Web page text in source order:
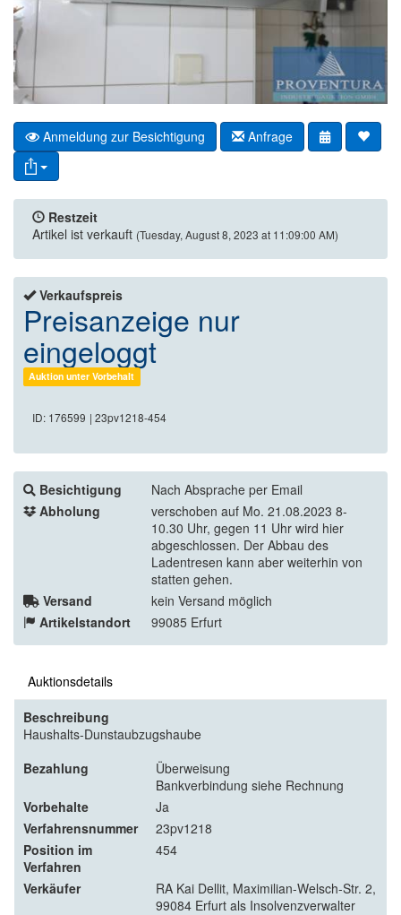
Anmeldung zur Besichtigung Anfrage
Restzeit
Artikel ist verkauft (Tuesday, August 8, 2023 at 11:09:00 AM)
Verkaufspreis
Preisanzeige nur
eingeloggt
Auktion unter Vorbehalt
ID: 176599 | 23pv1218-454
Besichtigung
Nach Absprache per Email
Abholung
verschoben auf Mo. 21.08.2023 8-
10.30 Uhr, gegen 11 Uhr wird hier
abgeschlossen. Der Abbau des
Ladentresen kann aber weiterhin von
statten gehen.
Versand
kein Versand möglich
Artikelstandort
99085 Erfurt
Auktionsdetails
Beschreibung
Haushalts-Dunstaubzugshaube
Bezahlung
Überweisung
Bankverbindung siehe Rechnung
Vorbehalte
Ja
Verfahrensnummer
23pv1218
Position im
Verfahren
454
Verkäufer
RA Kai Dellit, Maximilian-Welsch-Str. 2,
99084 Erfurt als Insolvenzverwalter